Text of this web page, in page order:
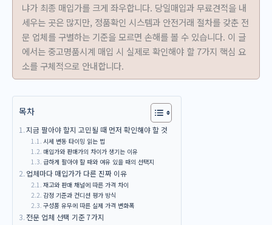
냐가 최종 매입가를 크게 좌우합니다. 당일매입과 무료견적을 내
세우는 곳은 많지만, 정품확인 시스템과 안전거래 절차를 갖춘 전
문 업체를 구별하는 기준을 모르면 손해를 볼 수 있습니다. 이 글
에서는 중고명품시계 매입 시 실제로 확인해야 할 7가지 핵심 요
소를 구체적으로 안내합니다.
목차
지금 팔아야 할지 고민될 때 먼저 확인해야 할 것
시세 변동 타이밍 읽는 법
매입가와 판매가의 차이가 생기는 이유
급하게 팔아야 할 때와 여유 있을 때의 선택지
업체마다 매입가가 다른 진짜 이유
재고와 판매 채널에 따른 가격 차이
감정 기준과 컨디션 평가 방식
구성품 유무에 따른 실제 가격 변화폭
전문 업체 선택 기준 7가지